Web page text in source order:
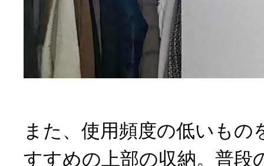
また、使用頻度の低いもの
すすめの上部の収納。普段